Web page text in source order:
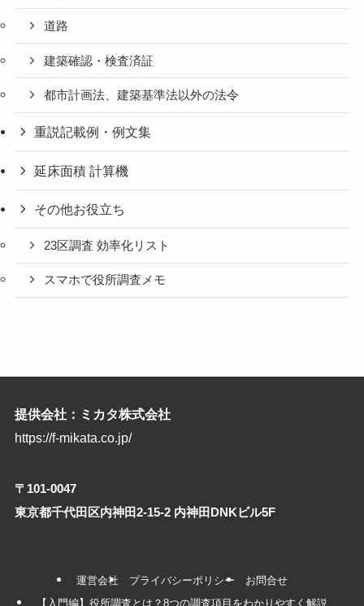
道路
建築確認・検査済証
都市計画法、建築基準法以外の法令
重説記載例・例文集
延床面積 計算機
その他お役立ち
23区調査 効率化リスト
スマホで役所調査メモ
提供会社：ミカタ株式会社
https://f-mikata.co.jp/
〒101-0047
東京都千代田区内神田2-15-2 内神田DNKビル5F
運営会社 プライバシーポリシー
お問合せ
【入門編】役所調査とは？8つの調査項目をわかりやすく解説